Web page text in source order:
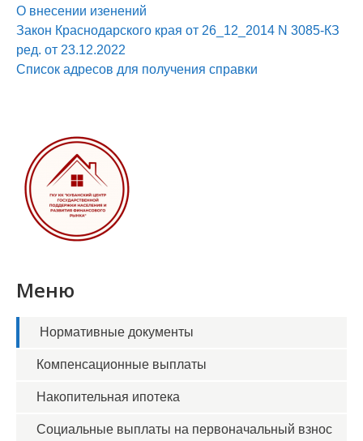
О внесении изенений
Закон Краснодарского края от 26_12_2014 N 3085-КЗ
ред. от 23.12.2022
Список адресов для получения справки
Меню
Нормативные документы
Компенсационные выплаты
Накопительная ипотека
Социальные выплаты на первоначальный взнос